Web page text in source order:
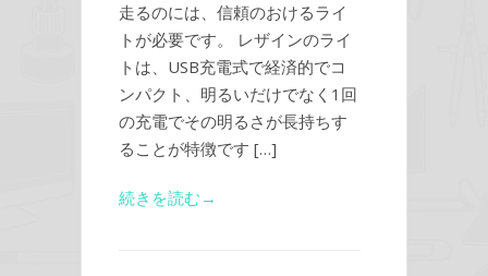
走るのには、信頼のおけるライ
トが必要です。 レザインのライ
トは、USB充電式で経済的でコ
ンパクト、明るいだけでなく1回
の充電でその明るさが長持ちす
ることが特徴です […]
続きを読む→